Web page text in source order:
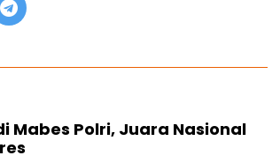
Mabes Polri, Juara Nasional